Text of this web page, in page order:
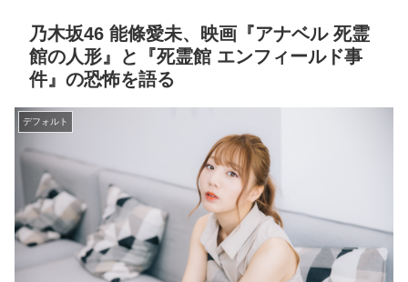
乃木坂46 能條愛未、映画『アナベル 死霊
館の人形』と『死霊館 エンフィールド事
件』の恐怖を語る
デフォルト